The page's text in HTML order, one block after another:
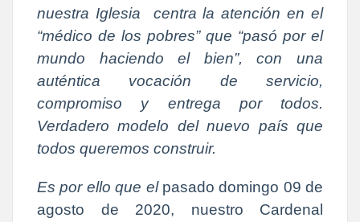
nuestra Iglesia
centra la atención en el
“médico de los pobres” que “pasó por el
mundo haciendo el bien”, con una
auténtica vocación de servicio,
compromiso y entrega por todos.
Verdadero modelo del nuevo país que
todos queremos construir.
Es por ello que elpasado domingo 09 de
agosto de 2020, nuestro Cardenal